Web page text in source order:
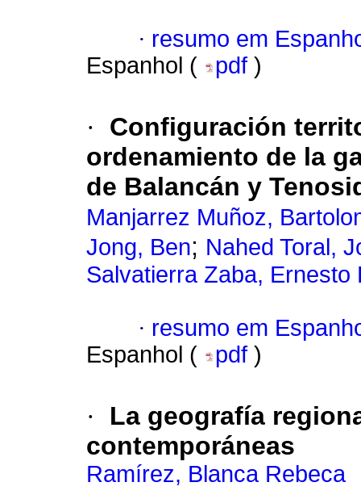
· resumo em
Espanhol (
pdf )
·
Configuración
ordenamiento de la
de Balancán y
Manjarrez Muñoz,
Jong, Ben; Nahed Toral,
Salvatierra Zaba, Ernesto
· resumo em
Espanhol (
pdf )
·
La geografía
contemporáneas
Ramírez, Blanca Rebeca